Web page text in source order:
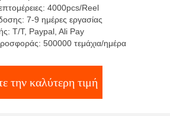
4000pcs/Reel
7-9 ημέρες εργασίας
T/T, Paypal, Ali Pay
500000 τεμάχια/ημέρα
την καλύτερη τιμή